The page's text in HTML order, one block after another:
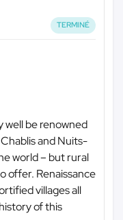
TERMINÉ
well be renowned
and Nuits-
world – but rural
offer. Renaissance
villages all
of this